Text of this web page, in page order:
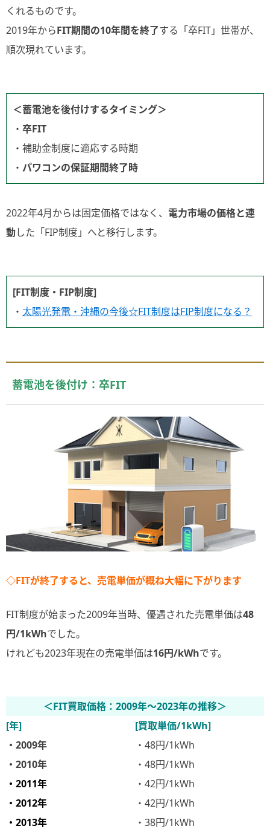
くれるものです。
2019年からFIT期間の10年間を終了する「卒FIT」世帯が、
順次現れています。
＜蓄電池を後付けするタイミング＞
・ 卒FIT
・補助金制度に適応する時期
・ パワコンの保証期間終了時
2022年4月からは固定価格ではなく、 電力市場の価格と連
動した「FIP制度」へと移行します。
[FIT制度・FIP制度]
・ 太陽光発電・沖縄の今後☆FIT制度はFIP制度になる？
蓄電池を後付け：卒FIT
◇FITが終了すると、売電単価が概ね大幅に下がります
FIT制度が始まった2009年当時、優遇された売電単価は48
円/1kWhでした。
けれども2023年現在の売電単価は16円/kWhです。
＜FIT買取価格：2009年～2023年の推移＞
[年]
[買取単価/1kWh]
・2009年
・48円/1kWh
・2010年
・48円/1kWh
・2011年
・42円/1kWh
・2012年
・42円/1kWh
・2013年
・38円/1kWh